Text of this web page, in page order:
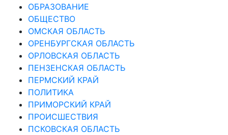
ОБРАЗОВАНИЕ
ОБЩЕСТВО
ОМСКАЯ ОБЛАСТЬ
ОРЕНБУРГСКАЯ ОБЛАСТЬ
ОРЛОВСКАЯ ОБЛАСТЬ
ПЕНЗЕНСКАЯ ОБЛАСТЬ
ПЕРМСКИЙ КРАЙ
ПОЛИТИКА
ПРИМОРСКИЙ КРАЙ
ПРОИСШЕСТВИЯ
ПСКОВСКАЯ ОБЛАСТЬ